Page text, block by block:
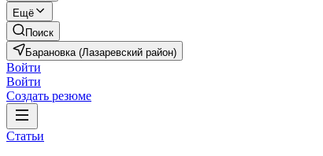
Ещё
Поиск
Барановка (Лазаревский район)
Войти
Войти
Создать резюме
Статьи